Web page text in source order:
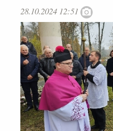
28.10.2024 12:51